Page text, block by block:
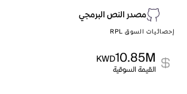
مصدر النص البرمجي
إحصائيات السوق RPL
10.85M
KWD
القيمة السوقية